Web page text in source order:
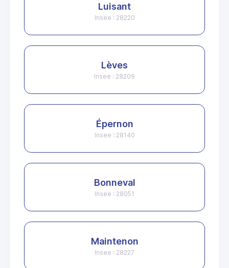
Luisant
Insee : 28220
Lèves
Insee : 28209
Épernon
Insee : 28140
Bonneval
Insee : 28051
Maintenon
Insee : 28227